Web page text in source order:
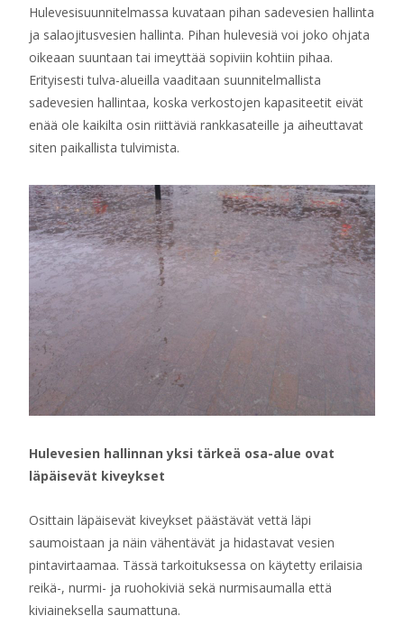
Hulevesisuunnitelmassa kuvataan pihan sadevesien hallinta
ja salaojitusvesien hallinta. Pihan hulevesiä voi joko ohjata
oikeaan suuntaan tai imeyttää sopiviin kohtiin pihaa.
Erityisesti tulva-alueilla vaaditaan suunnitelmallista
sadevesien hallintaa, koska verkostojen kapasiteetit eivät
enää ole kaikilta osin riittäviä rankkasateille ja aiheuttavat
siten paikallista tulvimista.
Hulevesien hallinnan yksi tärkeä osa-alue ovat
läpäisevät kiveykset
Osittain läpäisevät kiveykset päästävät vettä läpi
saumoistaan ja näin vähentävät ja hidastavat vesien
pintavirtaamaa. Tässä tarkoituksessa on käytetty erilaisia
reikä-, nurmi- ja ruohokiviä sekä nurmisaumalla että
kiviaineksella saumattuna.